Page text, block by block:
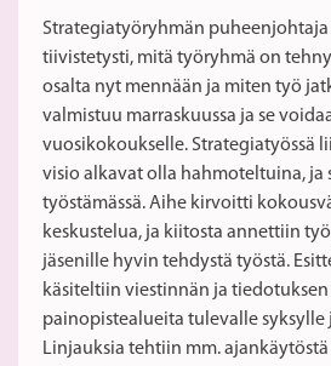
Strategiatyöryhmän puheenjohtaja
tiivistetysti, mitä työryhmä on
osalta nyt mennään ja miten työ
valmistuu marraskuussa ja se
vuosikokoukselle. Strategiatyössä
visio alkavat olla hahmoteltuina, ja
työstämässä. Aihe kirvoitti
keskustelua, ja kiitosta annettiin
jäsenille hyvin tehdystä työstä.
käsiteltiin viestinnän ja tiedotuksen
painopistealueita tulevalle syksylle
Linjauksia tehtiin mm.